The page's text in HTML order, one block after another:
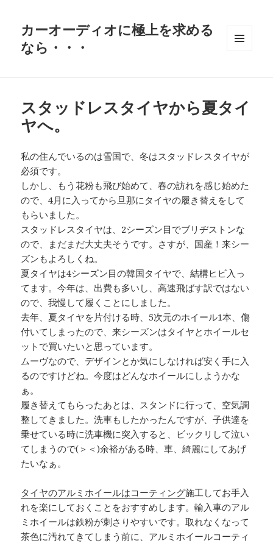
カーオーディオに極上を求める
なら・・・
スタッドレスタイヤから夏タイ
ヤへ。
私の住んでいるのは雪国で、冬はスタッドレスタイヤが
必須です。
しかし、もう花粉も飛び始めて、春の訪れを感じ始めた
ので、4月に入ってから旦那にタイヤの履き替えをして
もらいました。
スタッドレスタイヤは、2シーズン目でブリヂストンな
ので、まだまだ大丈夫そうです。さすが、国産！来シー
ズンもよろしくね。
夏タイヤは4シーズン目の韓国タイヤで、結構ヒビ入っ
てます。今年は、出費も多いし、高速飛ばす訳ではない
ので、我慢して履くことにしました。
去年、夏タイヤを片付ける時、5次元のホイール1本、傷
付いてしまったので、来シーズンはタイヤとホイールセ
ットで買いたいと思っています。
ムーヴなので、デザインとか気にしなければ安く手に入
るのですけどね。今度はどんなホイールにしようかな
ぁ。
履き替えてもらったあとは、スタンドに行って、空気調
整してきました。洗車もしたかったんですが、子供達を
乗せている時に洗車機に突入すると、ビックリして泣い
てしまうので(＞＜)余裕がある時、車、綺麗にしてあげ
たいなぁ。
タイヤのアルミホイールはコーティング施工してお手入
れを楽にしておくことをおすすめします。輸入車のアル
ミホイールは鉄粉が刺さりやすいです。取れなくなって
茶色に汚れてきてしまう前に、アルミホイールコーティ